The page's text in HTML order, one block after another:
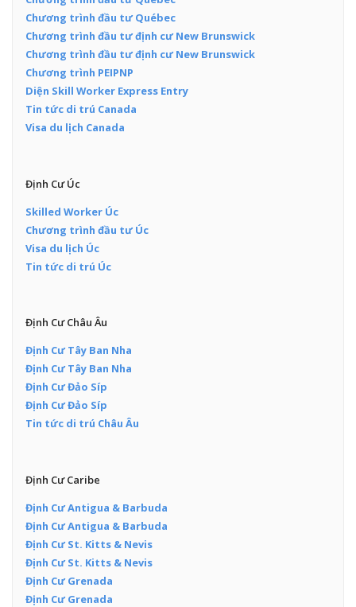
Chương trình đầu tư Québec
Chương trình đầu tư định cư New Brunswick
Chương trình đầu tư định cư New Brunswick
Chương trình PEIPNP
Diện Skill Worker Express Entry
Tin tức di trú Canada
Visa du lịch Canada
Định Cư Úc
Skilled Worker Úc
Chương trình đầu tư Úc
Visa du lịch Úc
Tin tức di trú Úc
Định Cư Châu Âu
Định Cư Tây Ban Nha
Định Cư Tây Ban Nha
Định Cư Đảo Síp
Định Cư Đảo Síp
Tin tức di trú Châu Âu
Định Cư Caribe
Định Cư Antigua & Barbuda
Định Cư Antigua & Barbuda
Định Cư St. Kitts & Nevis
Định Cư St. Kitts & Nevis
Định Cư Grenada
Định Cư Grenada